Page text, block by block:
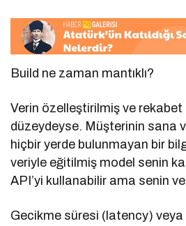
Build ne zaman mantıklı?
Verin özelleştirilmiş ve
düzeydeyse. Müşterinin sana
hiçbir yerde bulunmayan bir
veriyle eğitilmiş model senin
API’yi kullanabilir ama senin
Gecikme süresi (latency) veya